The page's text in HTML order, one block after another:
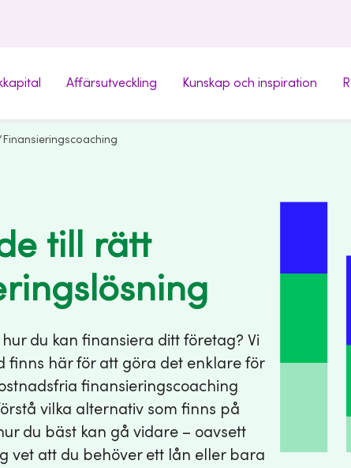
Affärsutveckling Kunskap och inspiration
Finansieringscoaching
till rätt
du kan finansiera ditt företag? Vi
finns här för att göra det enklare för
finansieringscoaching
vilka alternativ som finns på
du bäst kan gå vidare – oavsett
vet att du behöver ett lån eller bara